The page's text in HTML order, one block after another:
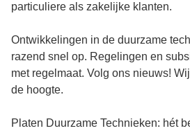
particuliere als zakelijke klanten.
Ontwikkelingen in de duurzame
razend snel op. Regelingen en
met regelmaat. Volg ons nieuws!
de hoogte.
Platen Duurzame Technieken: hét